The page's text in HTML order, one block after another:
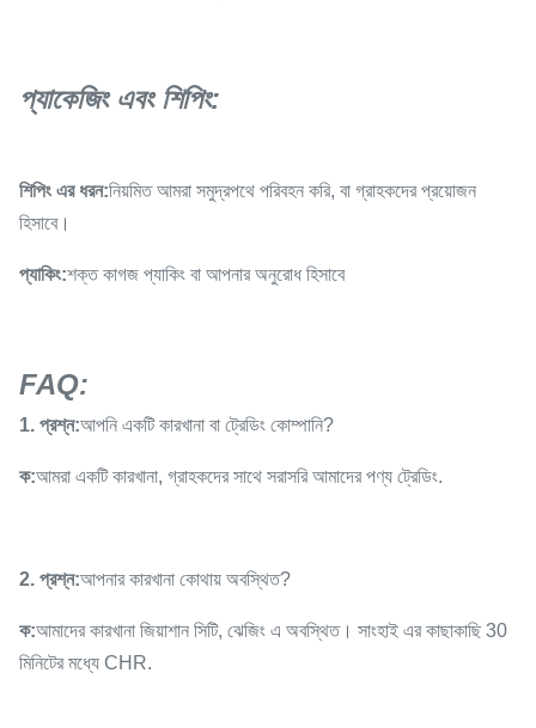
প্যাকেজিং এবং শিপিং:
শিপিং এর ধরন:নিয়মিত আমরা সমুদ্রপথে পরিবহন করি, বা গ্রাহকদের প্রয়োজন
হিসাবে।
প্যাকিং:শক্ত কাগজ প্যাকিং বা আপনার অনুরোধ হিসাবে
FAQ:
1. প্রশ্ন:আপনি একটি কারখানা বা ট্রেডিং কোম্পানি?
ক:আমরা একটি কারখানা, গ্রাহকদের সাথে সরাসরি আমাদের পণ্য ট্রেডিং.
2. প্রশ্ন:আপনার কারখানা কোথায় অবস্থিত?
ক:আমাদের কারখানা জিয়াশান সিটি, ঝেজিং এ অবস্থিত। সাংহাই এর কাছাকাছি 30
মিনিটের মধ্যে CHR.